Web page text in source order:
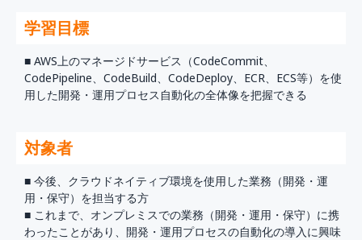
学習目標
■ AWS上のマネージドサービス（CodeCommit、
CodePipeline、CodeBuild、CodeDeploy、ECR、ECS等）を使
用した開発・運用プロセス自動化の全体像を把握できる
対象者
■ 今後、クラウドネイティブ環境を使用した業務（開発・運
用・保守）を担当する方
■ これまで、オンプレミスでの業務（開発・運用・保守）に携
わったことがあり、開発・運用プロセスの自動化の導入に興味